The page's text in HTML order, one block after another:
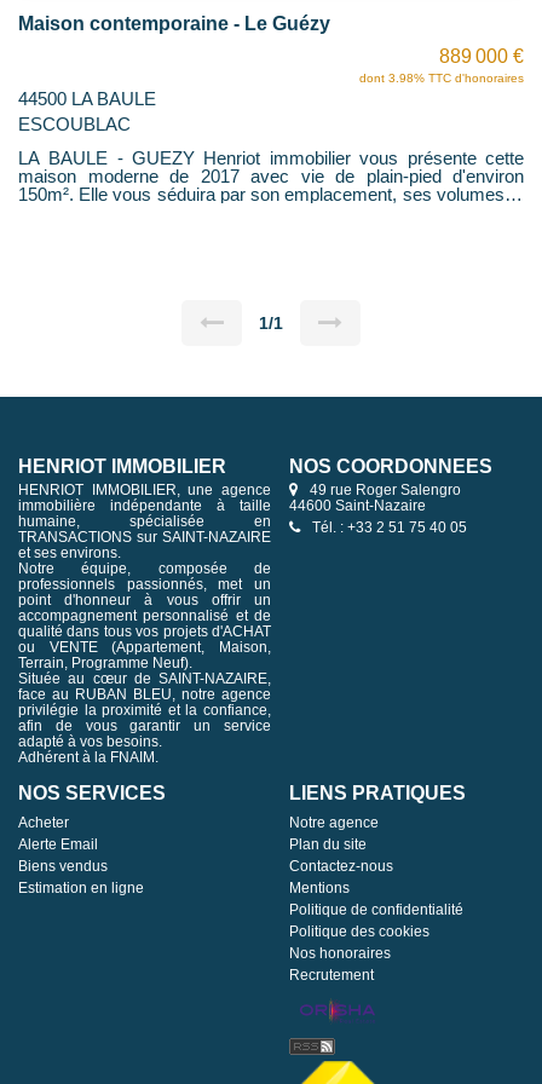
Maison contemporaine - Le Guézy
889 000 €
dont 3.98% TTC d'honoraires
44500 LA BAULE
ESCOUBLAC
LA BAULE - GUEZY Henriot immobilier vous présente cette
maison moderne de 2017 avec vie de plain-pied d'environ
150m². Elle vous séduira par son emplacement, ses volumes et
Le jardin est clos et arboré, la maison profite aussi d'un garage,
1/1
HENRIOT IMMOBILIER
HENRIOT IMMOBILIER, une agence
immobilière indépendante à taille
humaine, spécialisée en
TRANSACTIONS sur SAINT-NAZAIRE
et ses environs.
Notre équipe, composée de
professionnels passionnés, met un
point d'honneur à vous offrir un
accompagnement personnalisé et de
qualité dans tous vos projets d'ACHAT
ou VENTE (Appartement, Maison,
Terrain, Programme Neuf).
Située au cœur de SAINT-NAZAIRE,
face au RUBAN BLEU, notre agence
privilégie la proximité et la confiance,
afin de vous garantir un service
adapté à vos besoins.
Adhérent à la FNAIM.
NOS COORDONNÉES
49 rue Roger Salengro
44600 Saint-Nazaire
Tél. : +33 2 51 75 40 05
NOS SERVICES
Acheter
Alerte Email
Biens vendus
Estimation en ligne
LIENS PRATIQUES
Notre agence
Plan du site
Contactez-nous
Mentions
Politique de confidentialité
Politique des cookies
Nos honoraires
Recrutement